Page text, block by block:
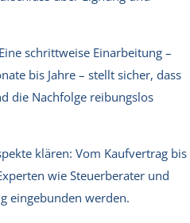
schrittweise Einarbeitung –
bis Jahre – stellt sicher, dass
die Nachfolge reibungslos
klären: Vom Kaufvertrag bis
wie Steuerberater und
eingebunden werden.